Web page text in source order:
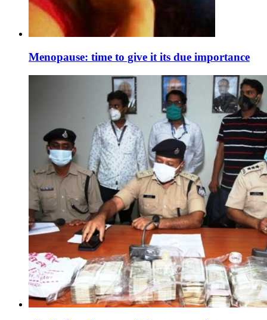
Menopause: time to give it its due importance